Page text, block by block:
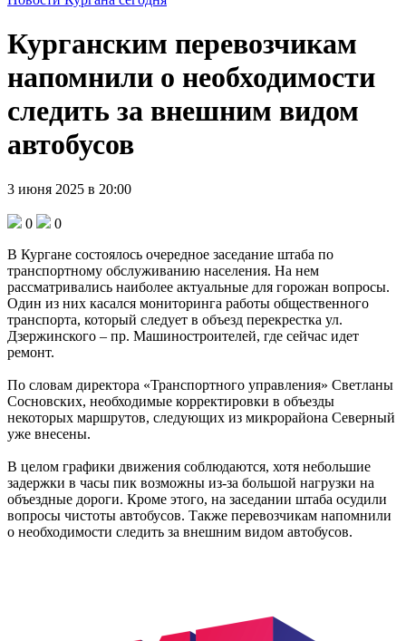
Курганским перевозчикам
напомнили о необходимости
следить за внешним видом
автобусов
3 июня 2025 в 20:00
0
0
В Кургане состоялось очередное заседание штаба по
транспортному обслуживанию населения. На нем
рассматривались наиболее актуальные для горожан вопросы.
Один из них касался мониторинга работы общественного
транспорта, который следует в объезд перекрестка ул.
Дзержинского – пр. Машиностроителей, где сейчас идет
ремонт.
По словам директора «Транспортного управления» Светланы
Сосновских, необходимые корректировки в объезды
некоторых маршрутов, следующих из микрорайона Северный
уже внесены.
В целом графики движения соблюдаются, хотя небольшие
задержки в часы пик возможны из-за большой нагрузки на
объездные дороги. Кроме этого, на заседании штаба осудили
вопросы чистоты автобусов. Также перевозчикам напомнили
о необходимости следить за внешним видом автобусов.